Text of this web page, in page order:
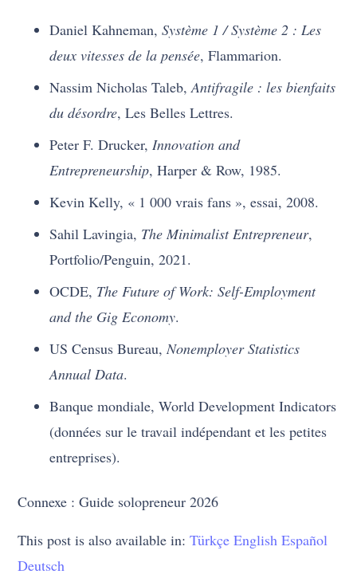
Daniel Kahneman,Système 1 / Système 2 : Les
deux vitesses de la pensée, Flammarion.
Nassim Nicholas Taleb,Antifragile : les bienfaits
du désordre, Les Belles Lettres.
Peter F. Drucker, Innovation and
Entrepreneurship, Harper & Row, 1985.
Kevin Kelly, « 1 000 vrais fans », essai, 2008.
Sahil Lavingia, The Minimalist Entrepreneur,
Portfolio/Penguin, 2021.
OCDE, The Future of Work: Self-Employment
and the Gig Economy.
US Census Bureau, Nonemployer Statistics
Annual Data.
Banque mondiale, World Development Indicators
(données sur le travail indépendant et les petites
entreprises).
Connexe : Guide solopreneur 2026
This post is also available in:Türkçe English Español
Deutsch